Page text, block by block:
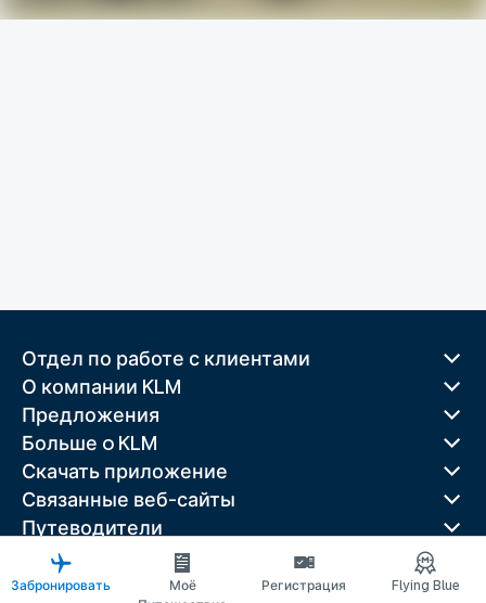
Отдел по работе с клиентами
О компании KLM
Предложения
Больше o KLM
Скачать приложение
Связанные веб-сайты
Путеводители
Лучшие направления
Популярные страны
Забронировать
Моё
Регистрация Flying Blue